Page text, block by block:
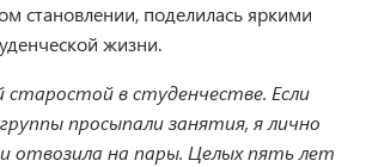
становлении, поделилась яркими
жизни.
старостой в студенчестве. Если
просыпали занятия, я лично
отвозила на пары. Целых пять лет